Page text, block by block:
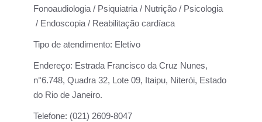
Fonoaudiologia / Psiquiatria / Nutrição / Psicologia
/ Endoscopia / Reabilitação cardíaca
Tipo de atendimento: Eletivo
Endereço: Estrada Francisco da Cruz Nunes,
n°6.748, Quadra 32, Lote 09, Itaipu, Niterói, Estado
do Rio de Janeiro.
Telefone: (021) 2609-8047